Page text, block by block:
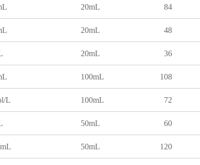
20mL 84
20mL 48
20mL 36
100mL 108
L 100mL 72
50mL 60
50mL 120